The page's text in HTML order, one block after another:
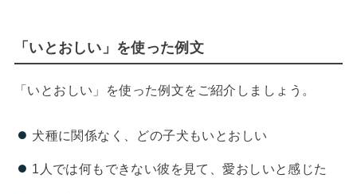
「いとおしい」を使った例文
「いとおしい」を使った例文をご紹介しましょう。
犬種に関係なく、どの子犬もいとおしい
1人では何もできない彼を見て、愛おしいと感じた